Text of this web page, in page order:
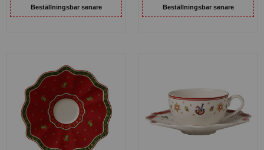
Beställningsbar senare Beställningsbar senare